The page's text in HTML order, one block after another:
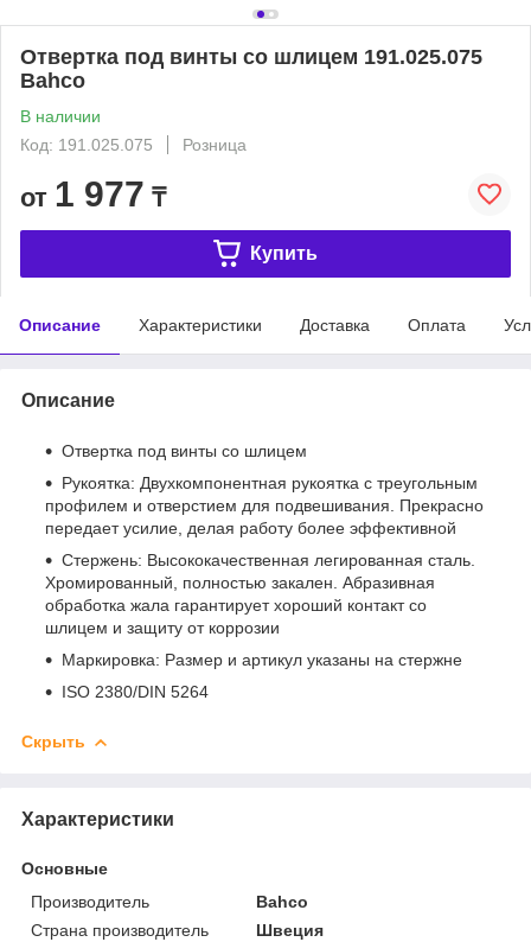
Отвертка под винты со шлицем 191.025.075
Bahco
В наличии
Код: 191.025.075
Розница
от 1 977 ₸
Купить
Описание Характеристики Доставка Оплата
Описание
Отвертка под винты со шлицем
Рукоятка: Двухкомпонентная рукоятка с треугольным
профилем и отверстием для подвешивания. Прекрасно
передает усилие, делая работу более эффективной
Стержень: Высококачественная легированная сталь.
Хромированный, полностью закален. Абразивная
обработка жала гарантирует хороший контакт со
шлицем и защиту от коррозии
Маркировка: Размер и артикул указаны на стержне
ISO 2380/DIN 5264
Скрыть
Характеристики
Основные
Производитель
Bahco
Страна производитель
Швеция